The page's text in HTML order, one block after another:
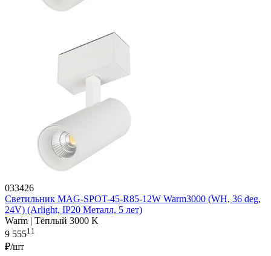
033426
Светильник MAG-SPOT-45-R85-12W Warm3000 (WH, 36 deg,
24V) (Arlight, IP20 Металл, 5 лет)
Warm | Тёплый 3000 K
9 55511
₽/шт